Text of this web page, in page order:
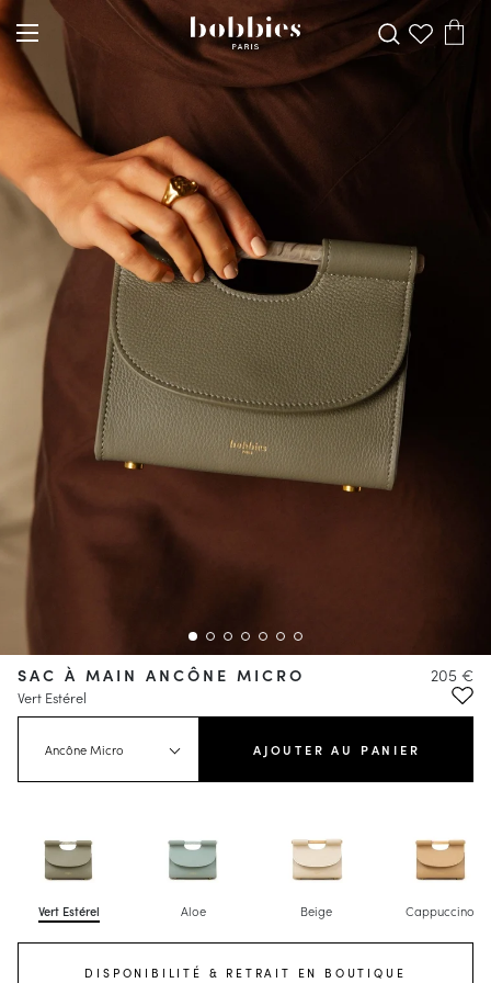
SAC À MAIN ANCÔNE MICRO
Vert Estérel
205 €
Ancône Micro AJOUTER AU PANIER
Vert Estérel Aloe Beige Cappuccino
DISPONIBILITÉ & RETRAIT EN BOUTIQUE